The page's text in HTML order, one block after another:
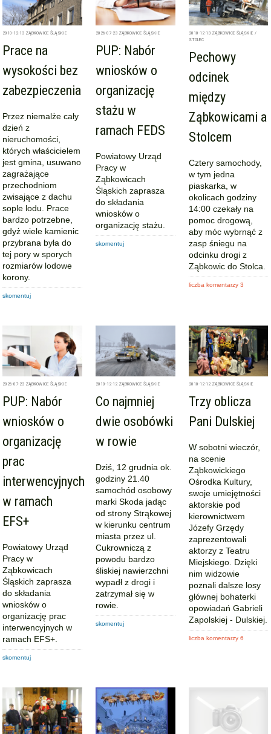
2010-12-13 ZĄBKOWICE ŚLĄSKIE
Prace na
wysokości bez
zabezpieczenia
Przez niemalże cały
dzień z
nieruchomości,
których właścicielem
jest gmina, usuwano
zagrażające
przechodniom
zwisające z dachu
sople lodu. Prace
bardzo potrzebne,
gdyż wiele kamienic
przybrana była do
tej pory w sporych
rozmiarów lodowe
korony.
skomentuj
2026-07-23 ZĄBKOWICE ŚLĄSKIE
PUP: Nabór
wniosków o
organizację
stażu w
ramach FEDS
Powiatowy Urząd
Pracy w
Ząbkowicach
Śląskich zaprasza
do składania
wniosków o
organizację stażu.
skomentuj
2010-12-13 ZĄBKOWICE ŚLĄSKIE /
STOLEC
Pechowy
odcinek
między
Ząbkowicami a
Stolcem
Cztery samochody,
w tym jedna
piaskarka, w
okolicach godziny
14:00 czekały na
pomoc drogową,
aby móc wybrnąć z
zasp śniegu na
odcinku drogi z
Ząbkowic do Stolca.
liczba komentarzy 3
2026-07-23 ZĄBKOWICE ŚLĄSKIE
PUP: Nabór
wniosków o
organizację
prac
interwencyjnych
w ramach
EFS+
Powiatowy Urząd
Pracy w
Ząbkowicach
Śląskich zaprasza
do składania
wniosków o
organizację prac
interwencyjnych w
ramach EFS+.
skomentuj
2010-12-12 ZĄBKOWICE ŚLĄSKIE
Co najmniej
dwie osobówki
w rowie
Dziś, 12 grudnia ok.
godziny 21.40
samochód osobowy
marki Skoda jadąc
od strony Strąkowej
w kierunku centrum
miasta przez ul.
Cukrowniczą z
powodu bardzo
śliskiej nawierzchni
wypadł z drogi i
zatrzymał się w
rowie.
skomentuj
2010-12-12 ZĄBKOWICE ŚLĄSKIE
Trzy oblicza
Pani Dulskiej
W sobotni wieczór,
na scenie
Ząbkowickiego
Ośrodka Kultury,
swoje umiejętności
aktorskie pod
kierownictwem
Józefy Grzędy
zaprezentowali
aktorzy z Teatru
Miejskiego. Dzięki
nim widzowie
poznali dalsze losy
głównej bohaterki
opowiadań Gabrieli
Zapolskiej - Dulskiej.
liczba komentarzy 6